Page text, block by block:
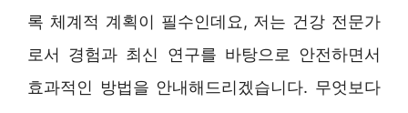
록 체계적 계획이 필수인데요, 저는 건강 전문가
로서 경험과 최신 연구를 바탕으로 안전하면서
효과적인 방법을 안내해드리겠습니다. 무엇보다